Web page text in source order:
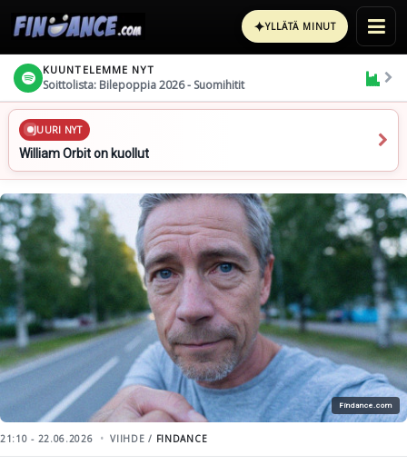
✦YLLÄTÄ MINUT
KUUNTELEMME NYT
Soittolista: Bilepoppia 2026 - Suomihitit
JUURI NYT
William Orbit on kuollut
Findance.com
21:10 - 22.06.2026 VIIHDE / FINDANCE